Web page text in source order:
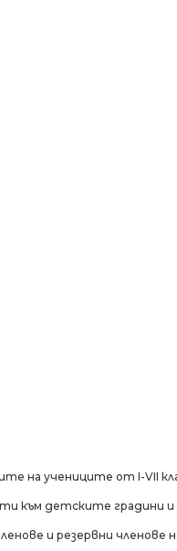
на учениците от I-VII
към детските градини
и резервни членове